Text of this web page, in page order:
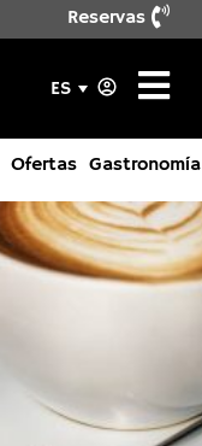
Reservas
ES
Ofertas Gastronomía